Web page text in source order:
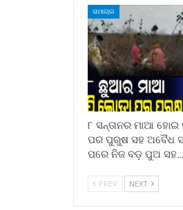
ସମାଚାର
୮ ସନ୍ତାନର ମାଆ
ପର ପୁରୁଷ ସହ ଅବୈଧ
ପରେ ନିଜ ବଡ଼ ପୁଅ ସହ…
PREV NEXT